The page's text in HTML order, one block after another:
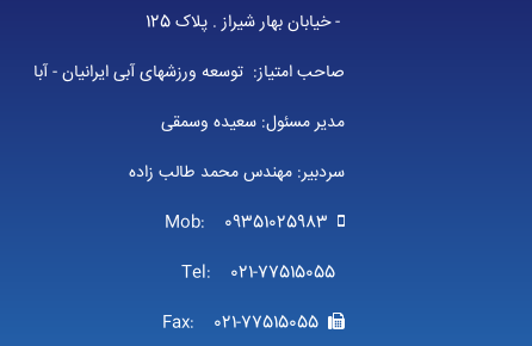
- خیابان بهار شیراز . پلاک 125
صاحب امتیاز: توسعه ورزشهای آبی ایرانیان - آبا
مدیر مسئول: سعیده وسمقی
سردبیر: مهندس محمد طالب زاده